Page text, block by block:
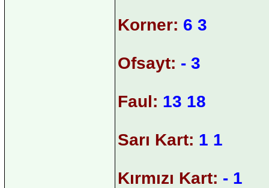
Korner: 6 3
Ofsayt: - 3
Faul: 13 18
Sarı Kart: 1 1
Kırmızı Kart: - 1